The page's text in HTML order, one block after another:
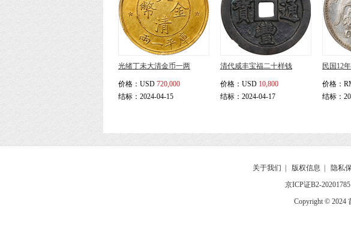
光绪丁未大清金币一两
价格： USD 720,000
结标：2024-04-15
清代咸丰宝福二十样钱
价格： USD 10,800
结标：2024-04-17
民国12
价格：
结标：
关于我们 版权信息 隐私
京ICP证B2-20201785
Copyright © 2024